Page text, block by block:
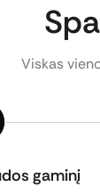
Viskas
gaminį